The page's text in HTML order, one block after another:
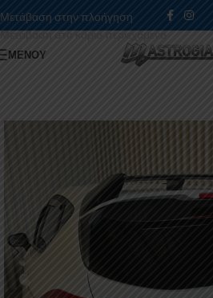
Μετάβαση στην πλοήγηση
Μετάβαση στο κύριο περιεχόμενο
ΜΕΝΟΎ